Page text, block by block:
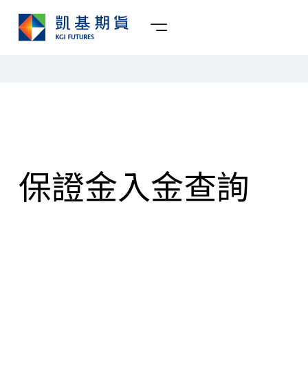
保證金入金查詢